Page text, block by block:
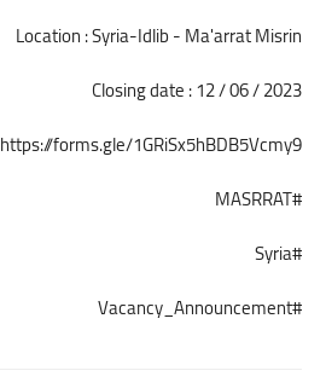
Location : Syria-Idlib - Ma'arrat Misrin
Closing date : 12 / 06 / 2023
https://forms.gle/1GRiSx5hBDB5Vcmy9
#MASRRAT
#Syria
#Vacancy_Announcement